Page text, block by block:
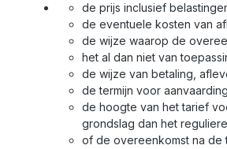
de prijs inclusief
de eventuele kosten van
de wijze waarop de
het al dan niet van
de wijze van betaling,
de termijn voor
de hoogte van het tarief
grondslag dan het
of de overeenkomst na de